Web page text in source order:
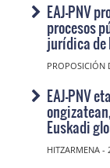
EAJ-PNV
procesos
jurídica de
PROPOSICIÓN
EAJ-PNV
Euskadi
HITZARMENA -